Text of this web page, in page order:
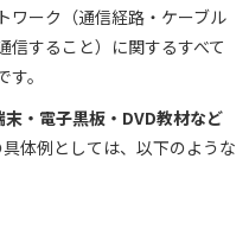
ワーク（通信経路・ケーブル
信すること）に関するすべて
。
・電子黒板・DVD教材など
体例としては、以下のような